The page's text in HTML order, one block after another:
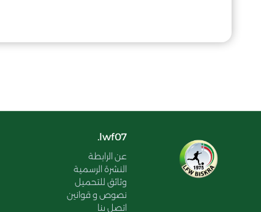
lwf07.
عن الرابطة
النشرة الرسمية
وثائق للتحميل
نصوص و قوانين
اتصل بنا